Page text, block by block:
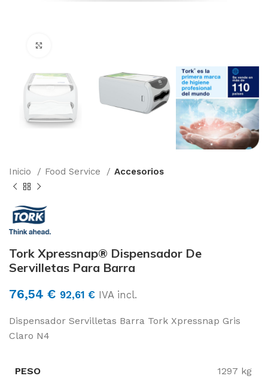
Inicio Food Service Accesorios
Tork Xpressnap® Dispensador De
Servilletas Para Barra
76,54 € 92,61 € IVA incl.
Dispensador Servilletas Barra Tork Xpressnap Gris
Claro N4
PESO 1297 kg